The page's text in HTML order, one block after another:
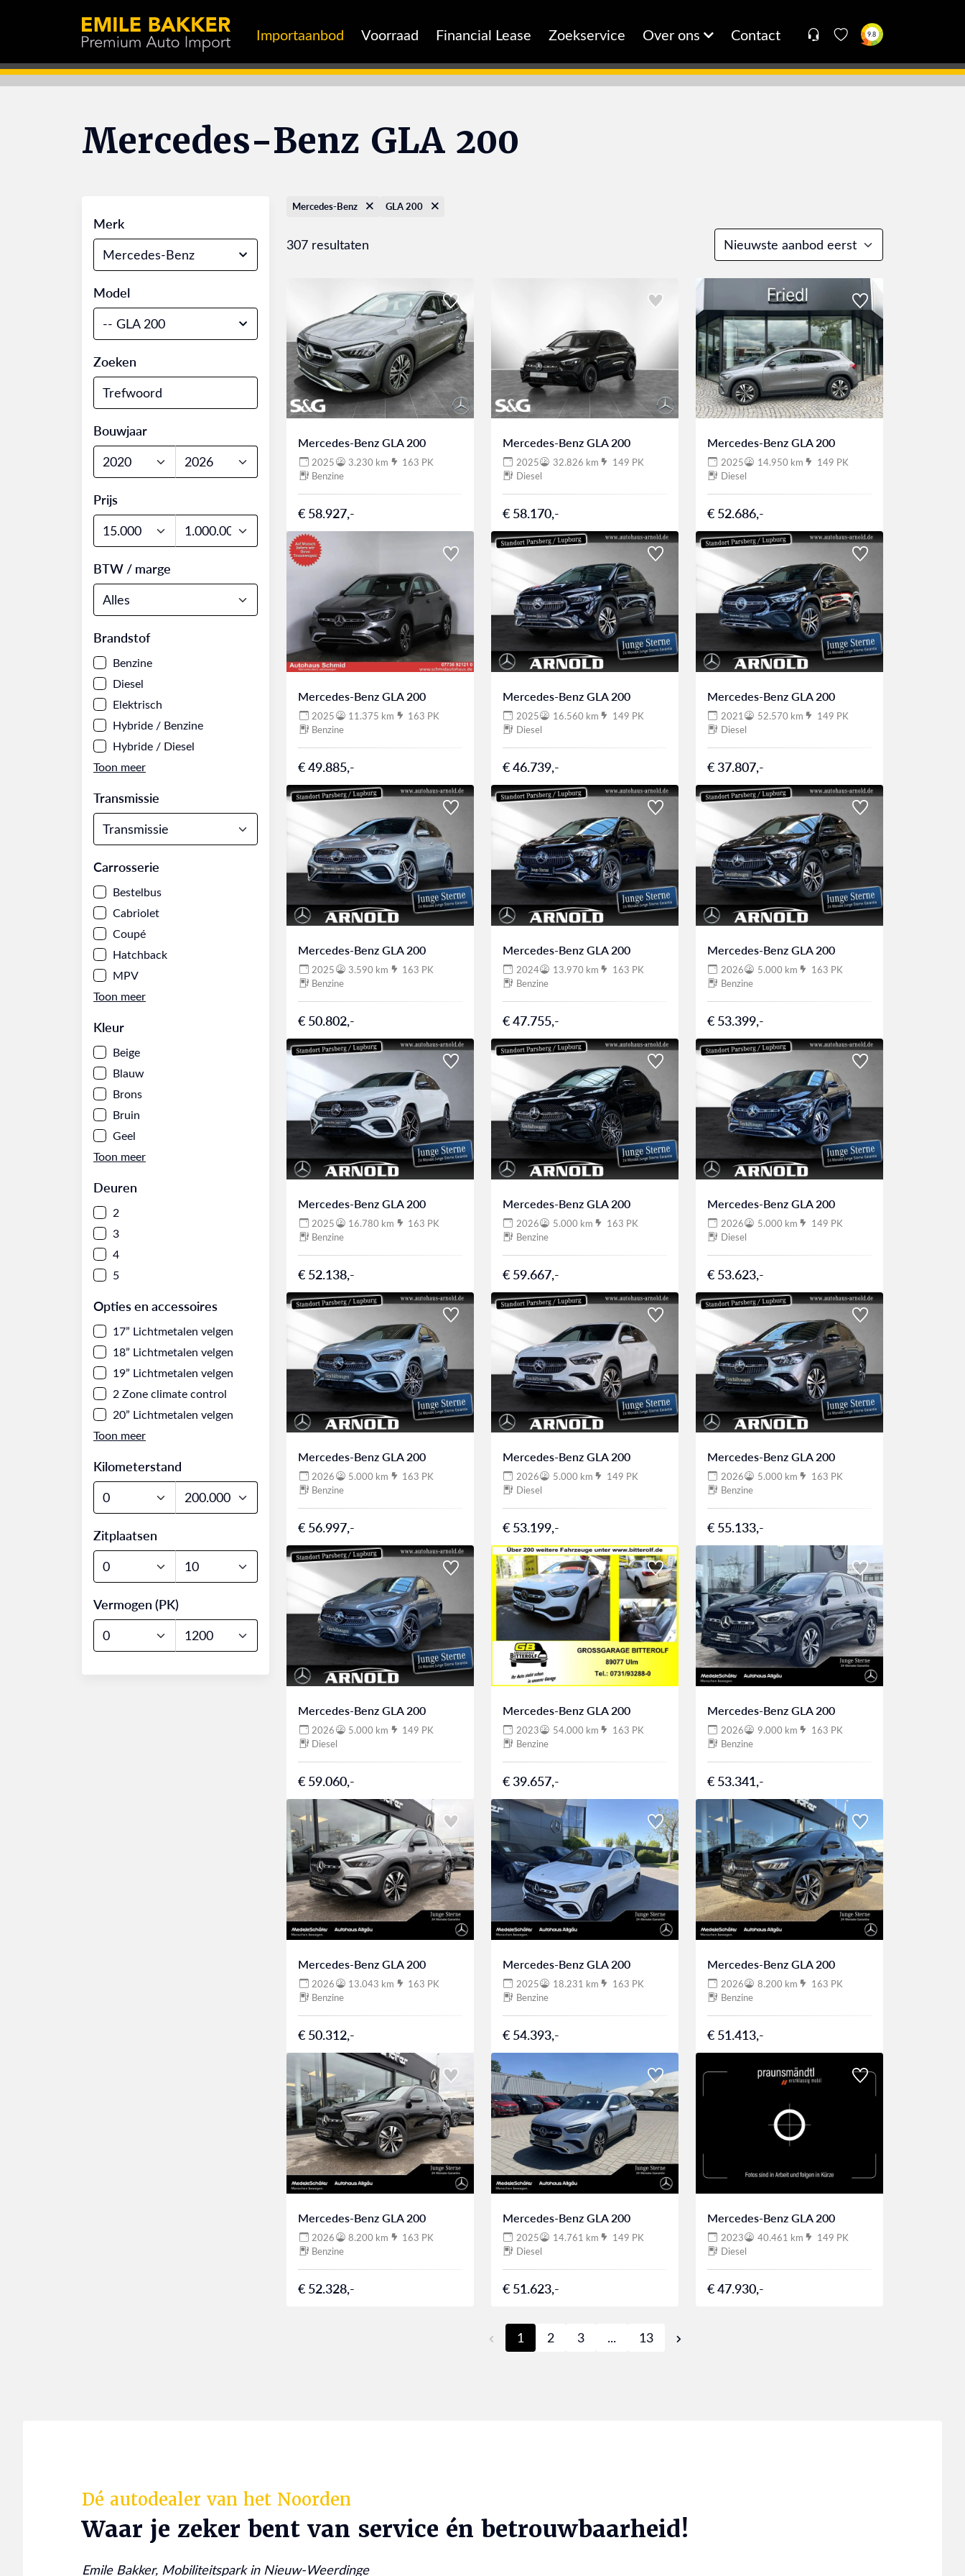
Importaanbod Voorraad Financial Lease Zoekservice Over ons Contact 9.8
Mercedes-Benz GLA 200
Merk
Mercedes-Benz
Model
-- GLA 200
Zoeken
Bouwjaar
Prijs
BTW / marge
Brandstof
Benzine
Diesel
Elektrisch
Hybride / Benzine
Hybride / Diesel
Transmissie
Carrosserie
Bestelbus
Cabriolet
Coupé
Hatchback
MPV
Kleur
Beige
Blauw
Brons
Bruin
Geel
Deuren
2
3
4
5
Opties en accessoires
17” Lichtmetalen velgen
18” Lichtmetalen velgen
19” Lichtmetalen velgen
2 Zone climate control
20” Lichtmetalen velgen
Kilometerstand
Zitplaatsen
Vermogen (PK)
Mercedes-Benz GLA 200
307 resultaten
Mercedes-Benz GLA 200
2025 3.230 km
163 PK
Benzine
€ 58.927,-
Mercedes-Benz GLA 200
2025 32.826 km
149 PK
Diesel
€ 58.170,-
Mercedes-Benz GLA 200
2025 14.950 km
149 PK
Diesel
€ 52.686,-
Mercedes-Benz GLA 200
2025 11.375 km
163 PK
Benzine
€ 49.885,-
Mercedes-Benz GLA 200
2025 16.560 km
149 PK
Diesel
€ 46.739,-
Mercedes-Benz GLA 200
2021 52.570 km
149 PK
Diesel
€ 37.807,-
Mercedes-Benz GLA 200
2025 3.590 km
163 PK
Benzine
€ 50.802,-
Mercedes-Benz GLA 200
2024 13.970 km
163 PK
Benzine
€ 47.755,-
Mercedes-Benz GLA 200
2026 5.000 km
163 PK
Benzine
€ 53.399,-
Mercedes-Benz GLA 200
2025 16.780 km
163 PK
Benzine
€ 52.138,-
Mercedes-Benz GLA 200
2026 5.000 km
163 PK
Benzine
€ 59.667,-
Mercedes-Benz GLA 200
2026 5.000 km
149 PK
Diesel
€ 53.623,-
Mercedes-Benz GLA 200
2026 5.000 km
163 PK
Benzine
€ 56.997,-
Mercedes-Benz GLA 200
2026 5.000 km
149 PK
Diesel
€ 53.199,-
Mercedes-Benz GLA 200
2026 5.000 km
163 PK
Benzine
€ 55.133,-
Mercedes-Benz GLA 200
2026 5.000 km
149 PK
Diesel
€ 59.060,-
Mercedes-Benz GLA 200
2023 54.000 km
163 PK
Benzine
€ 39.657,-
Mercedes-Benz GLA 200
2026 9.000 km
163 PK
Benzine
€ 53.341,-
Mercedes-Benz GLA 200
2026 13.043 km
163 PK
Benzine
€ 50.312,-
Mercedes-Benz GLA 200
2025 18.231 km
163 PK
Benzine
€ 54.393,-
Mercedes-Benz GLA 200
2026 8.200 km
163 PK
Benzine
€ 51.413,-
Mercedes-Benz GLA 200
2026 8.200 km
163 PK
Benzine
€ 52.328,-
Mercedes-Benz GLA 200
2025 14.761 km
149 PK
Diesel
€ 51.623,-
Mercedes-Benz GLA 200
2023 40.461 km
149 PK
Diesel
€ 47.930,-
1 2 3 ... 13
Dé autodealer van het Noorden
Waar je zeker bent van service én betrouwbaarheid!
Emile Bakker, Mobiliteitspark in Nieuw-Weerdinge